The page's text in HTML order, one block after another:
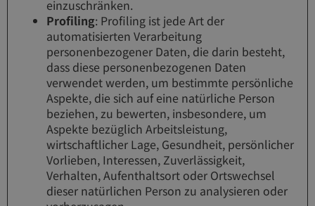
einzuschränken.
Profiling: Profiling ist jede Art der
automatisierten Verarbeitung
personenbezogener Daten, die darin besteht,
dass diese personenbezogenen Daten
verwendet werden, um bestimmte persönliche
Aspekte, die sich auf eine natürliche Person
beziehen, zu bewerten, insbesondere, um
Aspekte bezüglich Arbeitsleistung,
wirtschaftlicher Lage, Gesundheit, persönlicher
Vorlieben, Interessen, Zuverlässigkeit,
Verhalten, Aufenthaltsort oder Ortswechsel
dieser natürlichen Person zu analysieren oder